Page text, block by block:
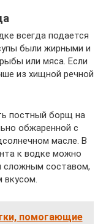
всегда подается
были жирными и
или мяса. Если
из хищной речной
постный борщ на
обжаренной с
масле. В
к водке можно
сложным составом,
вкусом.
помогающие